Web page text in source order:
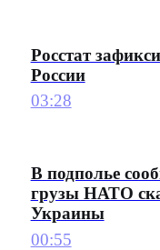
Росстат
России
03:28
В подполье
грузы НАТО
Украины
00:55